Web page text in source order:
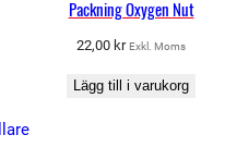
Packning Oxygen Nut
22,00 kr Exkl. Moms
Lägg till i varukorg